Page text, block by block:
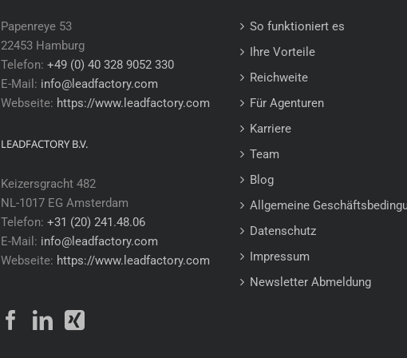
Papenreye 53
22453 Hamburg
Telefon: +49 (0) 40 328 9052 330
E-Mail: info@leadfactory.com
Webseite: https://www.leadfactory.com
LEADFACTORY B.V.
Keizersgracht 482
NL-1017 EG Amsterdam
Telefon: +31 (20) 241.48.06
E-Mail: info@leadfactory.com
Webseite: https://www.leadfactory.com
So funktioniert es
Ihre Vorteile
Reichweite
Für Agenturen
Karriere
Team
Blog
Allgemeine
Datenschutz
Impressum
Newsletter Abmeldung